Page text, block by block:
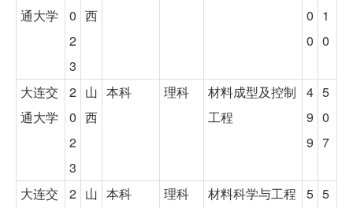
通大学
0
2
3
西
0
0
1
0
大连交
通大学
2
0
2
3
山
西
本科 理科
材料成型及控制
工程
4
9
9
5
0
7
大连交
2 山 本科 理科 材料科学与工程
5 5